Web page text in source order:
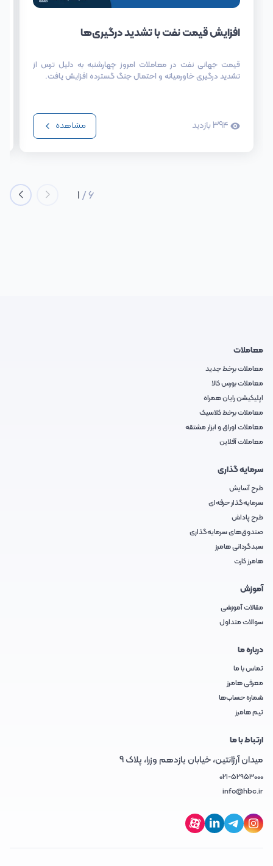
افزایش قیمت نفت با تشدید درگیری‌ها
قیمت جهانی نفت در معاملات امروز چهارشنبه به دلیل ترس از
تشدید درگیری خاورمیانه و احتمال جنگ گسترده افزایش یافت.
394 بازدید مشاهده
1/6
معاملات
معاملات برخط جدید
معاملات بورس کالا
اپلیکیشن رایان همراه
معاملات برخط کلاسیک
معاملات اوراق و ابزار مشتقه
معاملات آفلاین
سرمایه گذاری
طرح آسایش
سرمایه‌گذار حرفه‌ای
طرح پاداش
صندوق‌های سرمایه‌گذاری
سبدگردانی هامرز
هامرز کارت
آموزش
مقالات آموزشی
سوالات متداول
درباره ما
تماس با ما
معرفی هامرز
شماره حساب‌ها
تیم هامرز
ارتباط با ما
میدان آرژانتین، خیابان یازدهم وزرا، پلاک 9
021-52953000
info@hbc.ir